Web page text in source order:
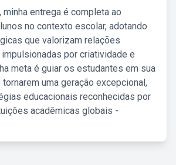
minha entrega é completa ao
no contexto escolar, adotando
que valorizam relações
por criatividade e
meta é guiar os estudantes em sua
uma geração excepcional,
educacionais reconhecidas por
acadêmicas globais -